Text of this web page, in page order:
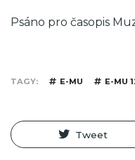
Psáno pro časopis
TAGY E-MU E-MU
Tweet